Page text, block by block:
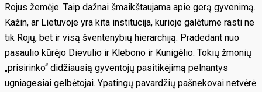
Rojus žemėje. Taip dažnai šmaikštaujama apie gerą gyvenimą.
Kažin, ar Lietuvoje yra kita institucija, kurioje galėtume rasti ne
tik Rojų, bet ir visą šventenybių hierarchiją. Pradedant nuo
pasaulio kūrėjo Dievulio ir Klebono ir Kunigėlio. Tokių žmonių
„prisirinko“ didžiausią gyventojų pasitikėjimą pelnantys
ugniagesiai gelbėtojai. Ypatingų pavardžių pašnekovai netvėrė